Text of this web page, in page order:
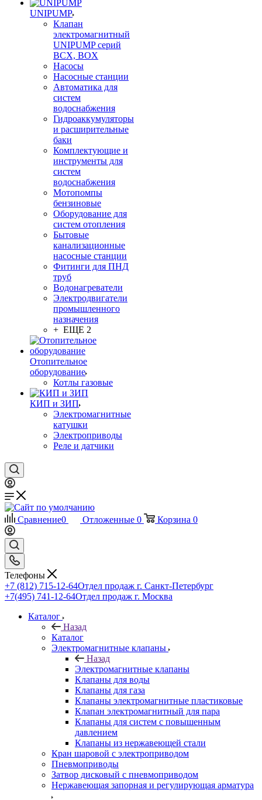
UNIPUMP
Клапан
электромагнитный
UNIPUMP серий
BCX, BOX
Насосы
Насосные станции
Автоматика для
систем
водоснабжения
Гидроаккумуляторы
и расширительные
баки
Комплектующие и
инструменты для
систем
водоснабжения
Мотопомпы
бензиновые
Оборудование для
систем отопления
Бытовые
канализационные
насосные станции
Фитинги для ПНД
труб
Водонагреватели
Электродвигатели
промышленного
назначения
+ ЕЩЕ 2
Отопительное
оборудование
Котлы газовые
КИП и ЗИП
Электромагнитные
катушки
Электроприводы
Реле и датчики
Сравнение0 Отложенные 0 Корзина 0
Телефоны
+7 (812) 715-12-64Отдел продаж г. Санкт-Петербург
+7(495) 741-12-64Отдел продаж г. Москва
Каталог
Назад
Каталог
Электромагнитные клапаны
Назад
Электромагнитные клапаны
Клапаны для воды
Клапаны для газа
Клапаны электромагнитные пластиковые
Клапан электромагнитный для пара
Клапаны для систем с повышенным
давлением
Клапаны из нержавеющей стали
Кран шаровой с электроприводом
Пневмоприводы
Затвор дисковый с пневмоприводом
Нержавеющая запорная и регулирующая арматура